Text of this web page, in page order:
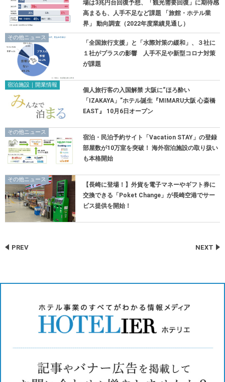
場は3兆円台回復予想、「観光需要回復」に期待感
高まるも、人手不足など課題 「旅館・ホテル業
界」 動向調査（2022年度業績見通し）
その他ニュース
「全国旅行支援」と「水際対策の緩和」、３社に
１社がプラスの影響 人手不足や新型コロナ対策
が課題
宿泊施設｜開業情報
個人旅行客の入国解禁 大阪に“ほろ酔い
「IZAKAYA」”ホテル誕生『MIMARU大阪 心斎橋
EAST』 10月6日オープン
その他ニュース
宿泊・民泊予約サイト「Vacation STAY」の登録
部屋数が10万室を突破！ 海外宿泊施設の取り扱い
も本格開始
その他ニュース
【長崎に登場！】外貨を電子マネーやギフト券に
交換できる「Poket Change」が長崎空港でサー
ビス提供を開始！
PREV NEXT